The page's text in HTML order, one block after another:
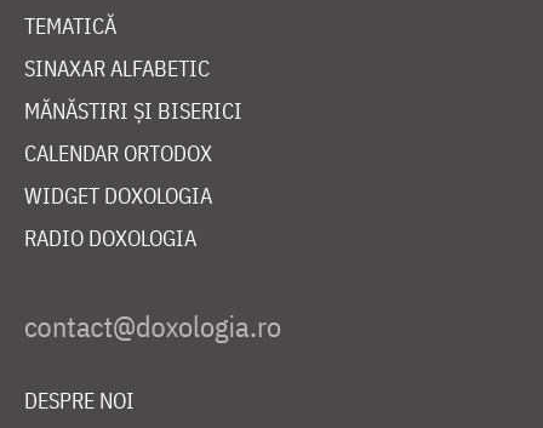
TEMATICĂ
SINAXAR ALFABETIC
MĂNĂSTIRI ȘI BISERICI
CALENDAR ORTODOX
WIDGET DOXOLOGIA
RADIO DOXOLOGIA
DESPRE NOI